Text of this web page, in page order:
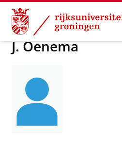
Skip
Content
Skip
Navigation
Over ons J. Oenema
J. Oenema